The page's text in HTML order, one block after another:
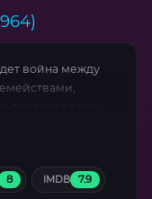
война между
8 IMDB 7.9